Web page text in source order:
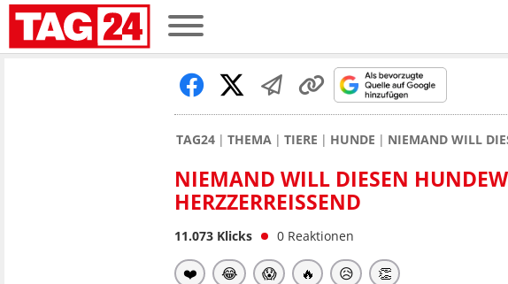
TAG24 THEMA TIERE HUNDE NIEMAND WILL
NIEMAND WILL DIESEN
HERZZERREISSEND
11.073 Klicks 0 Reaktionen
❤️ 😂 😱 🔥 😥 👏